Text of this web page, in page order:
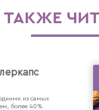
ТАКЖЕ
из самых
более 40%